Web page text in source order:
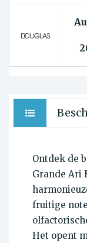
Ontdek de
Grande Ari
fruitige
Het opent